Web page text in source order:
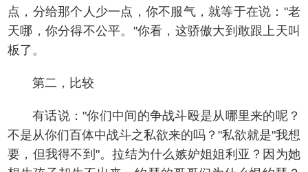
点，分给那个人少一点，你不服气，就等于在说："老
天哪，你分得不公平。"你看，这骄傲大到敢跟上天叫
板了。
第二，比较
有话说："你们中间的争战斗殴是从哪里来的呢？
不是从你们百体中战斗之私欲来的吗？"私欲就是"我想
要，但我得不到"。拉结为什么嫉妒姐姐利亚？因为她